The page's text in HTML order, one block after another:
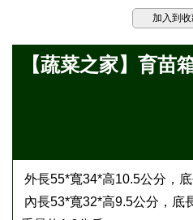
加入到
【蔬菜之家】育苗
外長55*寬34*高10.5公分，
內長53*寬32*高9.5公分，底